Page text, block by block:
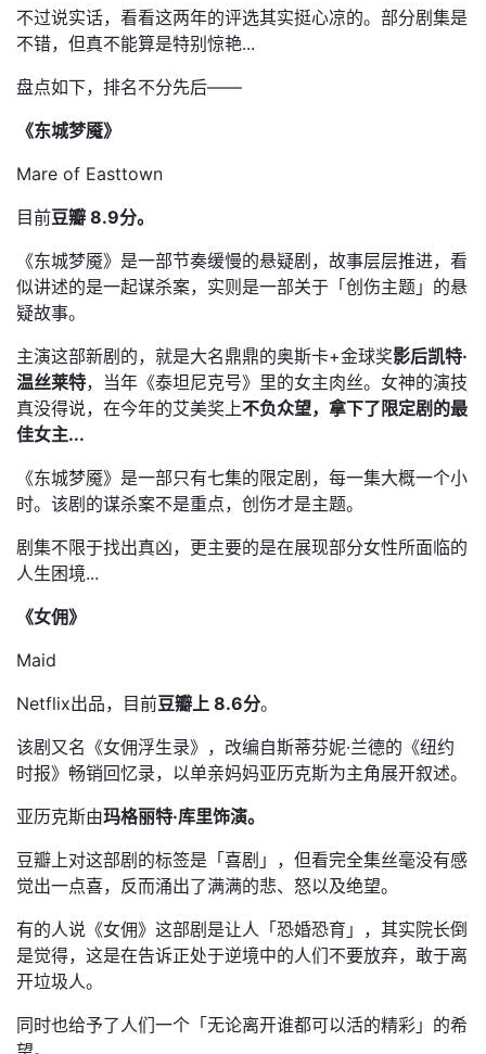
不过说实话，看看这两年的评选其实挺心凉的。部分剧集是
不错，但真不能算是特别惊艳...
盘点如下，排名不分先后——
《东城梦魇》
Mare of Easttown
目前豆瓣 8.9分。
《东城梦魇》是一部节奏缓慢的悬疑剧，故事层层推进，看
似讲述的是一起谋杀案，实则是一部关于「创伤主题」的悬
疑故事。
主演这部新剧的，就是大名鼎鼎的奥斯卡+金球奖影后凯特·
温丝莱特，当年《泰坦尼克号》里的女主肉丝。女神的演技
真没得说，在今年的艾美奖上不负众望，拿下了限定剧的最
佳女主...
《东城梦魇》是一部只有七集的限定剧，每一集大概一个小
时。该剧的谋杀案不是重点，创伤才是主题。
剧集不限于找出真凶，更主要的是在展现部分女性所面临的
人生困境...
《女佣》
Maid
Netflix出品，目前豆瓣上 8.6分。
该剧又名《女佣浮生录》，改编自斯蒂芬妮·兰德的《纽约
时报》畅销回忆录，以单亲妈妈亚历克斯为主角展开叙述。
亚历克斯由玛格丽特·库里饰演。
豆瓣上对这部剧的标签是「喜剧」，但看完全集丝毫没有感
觉出一点喜，反而涌出了满满的悲、怒以及绝望。
有的人说《女佣》这部剧是让人「恐婚恐育」，其实院长倒
是觉得，这是在告诉正处于逆境中的人们不要放弃，敢于离
开垃圾人。
同时也给予了人们一个「无论离开谁都可以活的精彩」的希